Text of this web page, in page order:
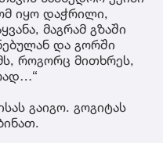
იყო დაჭრილი,
მაგრამ გზაში
და გორში
როგორც მითხრეს,
გაიგო. გოგიტას